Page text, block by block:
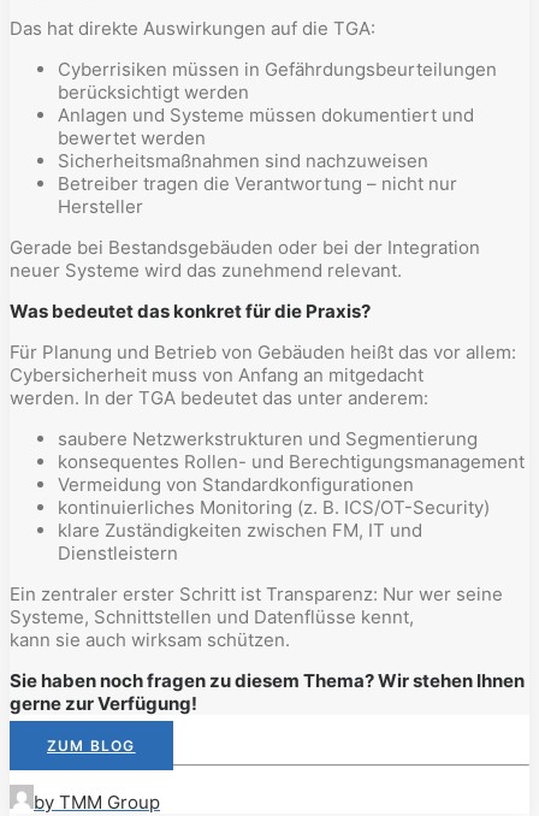
Das hat direkte Auswirkungen auf die TGA:
Cyberrisiken müssen in Gefährdungsbeurteilungen
berücksichtigt werden
Anlagen und Systeme müssen dokumentiert und
bewertet werden
Sicherheitsmaßnahmen sind nachzuweisen
Betreiber tragen die Verantwortung – nicht nur
Hersteller
Gerade bei Bestandsgebäuden oder bei der Integration
neuer Systeme wird das zunehmend relevant.
Was bedeutet das konkret für die Praxis?
Für Planung und Betrieb von Gebäuden heißt das vor allem:
Cybersicherheit muss von Anfang an mitgedacht
werden. In der TGA bedeutet das unter anderem:
saubere Netzwerkstrukturen und Segmentierung
konsequentes Rollen- und Berechtigungsmanagement
Vermeidung von Standardkonfigurationen
kontinuierliches Monitoring (z. B. ICS/OT-Security)
klare Zuständigkeiten zwischen FM, IT und
Dienstleistern
Ein zentraler erster Schritt ist Transparenz: Nur wer seine
Systeme, Schnittstellen und Datenflüsse kennt,
kann sie auch wirksam schützen.
Sie haben noch fragen zu diesem Thema? Wir stehen Ihnen
gerne zur Verfügung!
ZUM BLOG
by TMM Group